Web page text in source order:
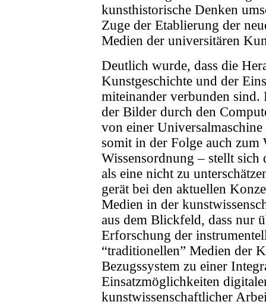
kunsthistorische Denken
Zuge der Etablierung der
Medien der universitären
Deutlich wurde, dass die
Kunstgeschichte und der
miteinander verbunden
der Bilder durch den
von einer
somit in der Folge auch zum
Wissensordnung – stellt
als eine nicht zu
gerät bei den aktuellen
Medien in der
aus dem Blickfeld, dass nur
Erforschung der
“traditionellen” Medien der
Bezugssystem zu einer
Einsatzmöglichkeiten
kunstwissenschaftlicher